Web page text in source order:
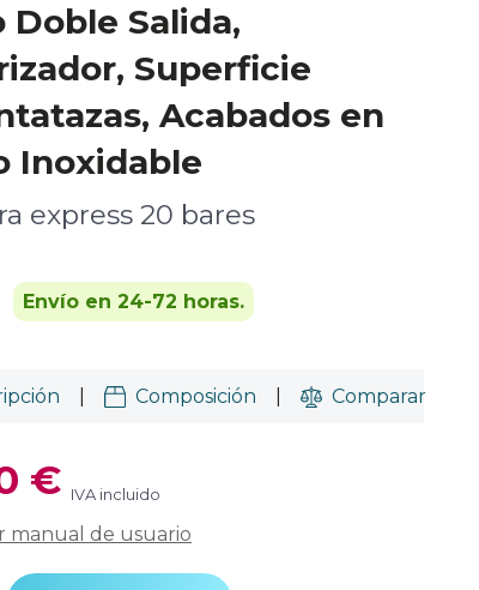
Doble Salida,
Superficie
Acabados en
Inoxidable
express 20 bares
Envío en 24-72 horas.
Composición Comparar
€ IVA incluido
manual de usuario